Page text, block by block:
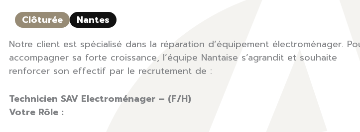
Clôturée
Nantes
Notre client est spécialisé dans la réparation d’équipement électroménager.
accompagner sa forte croissance, l’équipe Nantaise s’agrandit et souhaite
renforcer son effectif par le recrutement de :
Technicien SAV Electroménager – (F/H)
Votre Rôle :